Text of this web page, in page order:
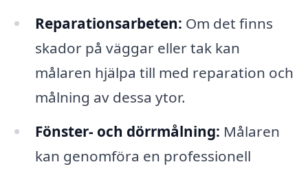
Reparationsarbeten: Om det finns
skador på väggar eller tak kan
målaren hjälpa till med reparation och
målning av dessa ytor.
Fönster- och dörrmålning: Målaren
kan genomföra en professionell